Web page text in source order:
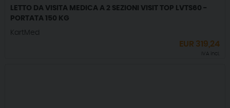
LETTO DA VISITA MEDICA A 2 SEZIONI VISIT TOP LVTS60 -
PORTATA 150 KG
KartMed
EUR 319,24
IVA incl.